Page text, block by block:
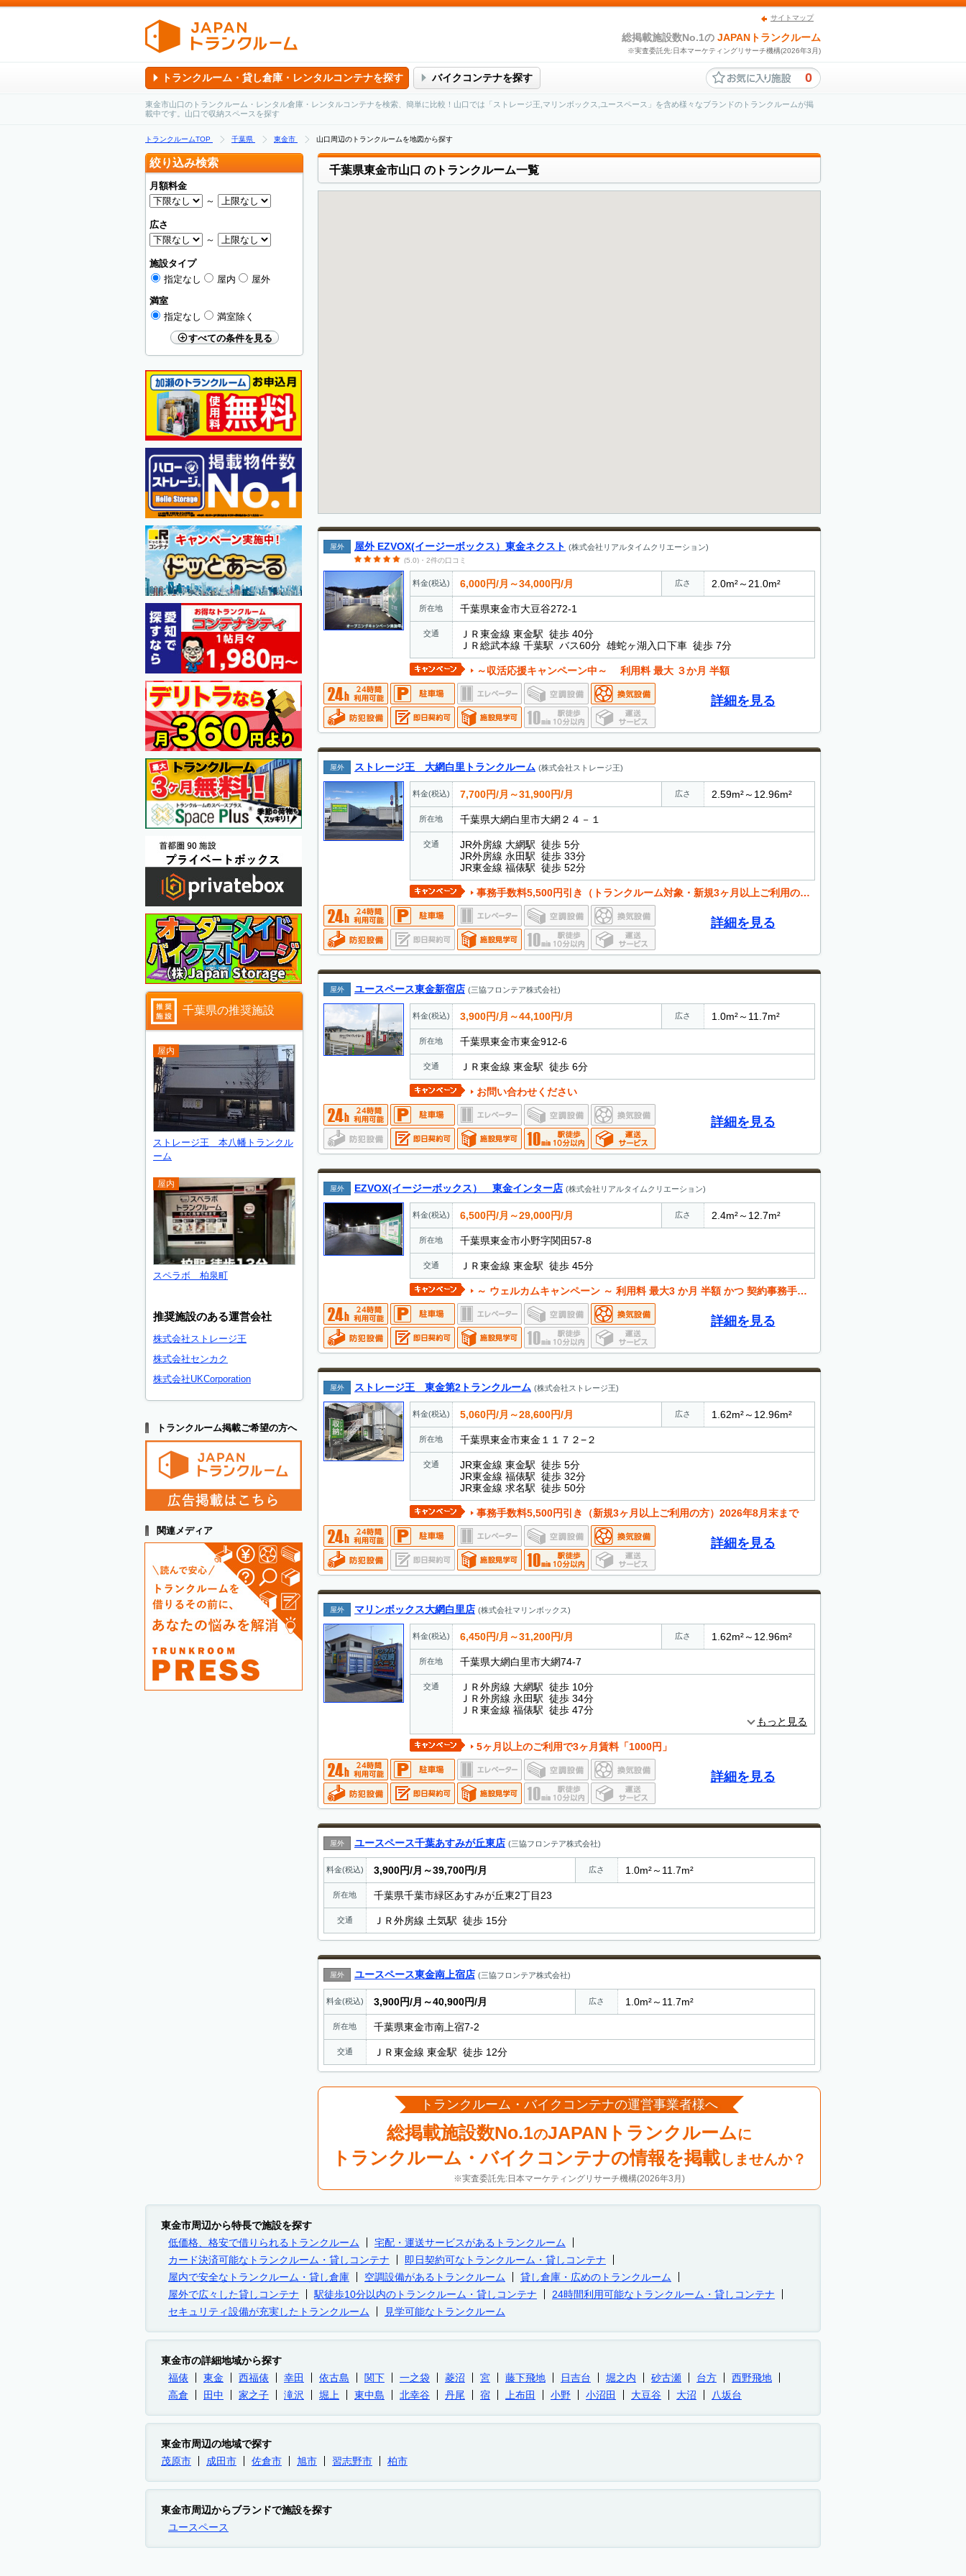
サイトマップ
総掲載施設数No.1の JAPANトランクルーム
※実査委託先:日本マーケティングリサーチ機構(2026年3月)
トランクルーム・貸し倉庫・レンタルコンテナを探す バイクコンテナを探す 0
東金市山口のトランクルーム・レンタル倉庫・レンタルコンテナを検索、簡単に比較！山口では「ストレージ王,マリンボックス,ユースペース」を含め様々なブランドのトランクルームが掲
載中です。山口で収納スペースを探す
トランクルームTOP 千葉県 東金市 山口周辺のトランクルームを地図から探す
千葉県東金市山口 のトランクルーム一覧
屋外 屋外 EZVOX(イージーボックス）東金ネクスト (株式会社リアルタイムクリエーション)
(5.0)・2件の口コミ
料金(税込) 6,000円/月～34,000円/月 広さ 2.0m²～21.0m²
所在地 千葉県東金市大豆谷272-1
交通
ＪＲ東金線 東金駅 徒歩 40分
ＪＲ総武本線 千葉駅 バス60分 雄蛇ヶ湖入口下車 徒歩 7分
～収活応援キャンペーン中～ 利用料 最大 ３か月 半額
詳細を見る
屋外 ストレージ王 大網白里トランクルーム (株式会社ストレージ王)
料金(税込) 7,700円/月～31,900円/月 広さ 2.59m²～12.96m²
所在地 千葉県大網白里市大網２４－１
交通
JR外房線 大網駅 徒歩 5分
JR外房線 永田駅 徒歩 33分
JR東金線 福俵駅 徒歩 52分
事務手数料5,500円引き（トランクルーム対象・新規3ヶ月以上ご利用の方）2026年8月末まで
詳細を見る
屋外 ユースペース東金新宿店 (三協フロンテア株式会社)
料金(税込) 3,900円/月～44,100円/月 広さ 1.0m²～11.7m²
所在地 千葉県東金市東金912-6
交通 ＪＲ東金線 東金駅 徒歩 6分
お問い合わせください
詳細を見る
屋外 EZVOX(イージーボックス） 東金インター店 (株式会社リアルタイムクリエーション)
料金(税込) 6,500円/月～29,000円/月 広さ 2.4m²～12.7m²
所在地 千葉県東金市小野字関田57-8
交通 ＪＲ東金線 東金駅 徒歩 45分
～ ウェルカムキャンペーン ～ 利用料 最大3 か月 半額 かつ 契約事務手数料 半額
詳細を見る
屋外 ストレージ王 東金第2トランクルーム (株式会社ストレージ王)
料金(税込) 5,060円/月～28,600円/月 広さ 1.62m²～12.96m²
所在地 千葉県東金市東金１１７２−２
交通
JR東金線 東金駅 徒歩 5分
JR東金線 福俵駅 徒歩 32分
JR東金線 求名駅 徒歩 50分
事務手数料5,500円引き（新規3ヶ月以上ご利用の方）2026年8月末まで
詳細を見る
屋外 マリンボックス大網白里店 (株式会社マリンボックス)
料金(税込) 6,450円/月～31,200円/月 広さ 1.62m²～12.96m²
所在地 千葉県大網白里市大網74-7
交通
ＪＲ外房線 大網駅 徒歩 10分
ＪＲ外房線 永田駅 徒歩 34分
ＪＲ東金線 福俵駅 徒歩 47分
もっと見る
5ヶ月以上のご利用で3ヶ月賃料「1000円」
詳細を見る
屋外 ユースペース千葉あすみが丘東店 (三協フロンテア株式会社)
料金(税込) 3,900円/月～39,700円/月 広さ 1.0m²～11.7m²
所在地 千葉県千葉市緑区あすみが丘東2丁目23
交通 ＪＲ外房線 土気駅 徒歩 15分
屋外 ユースペース東金南上宿店 (三協フロンテア株式会社)
料金(税込) 3,900円/月～40,900円/月 広さ 1.0m²～11.7m²
所在地 千葉県東金市南上宿7-2
交通 ＪＲ東金線 東金駅 徒歩 12分
トランクルーム・バイクコンテナの運営事業者様へ
総掲載施設数No.1のJAPANトランクルームに
トランクルーム・バイクコンテナの情報を掲載しませんか？
※実査委託先:日本マーケティングリサーチ機構(2026年3月)
絞り込み検索
月額料金
～
広さ
～
施設タイプ
指定なし
屋内
屋外
満室
指定なし
満室除く
すべての条件を見る
千葉県の推奨施設
屋内
ストレージ王 本八幡トランクル
ーム
屋内
スペラボ 柏泉町
推奨施設のある運営会社
株式会社ストレージ王
株式会社センカク
株式会社UKCorporation
トランクルーム掲載ご希望の方へ
関連メディア
東金市周辺から特長で施設を探す
低価格、格安で借りられるトランクルーム
宅配・運送サービスがあるトランクルーム
カード決済可能なトランクルーム・貸しコンテナ
即日契約可なトランクルーム・貸しコンテナ
屋内で安全なトランクルーム・貸し倉庫
空調設備があるトランクルーム
貸し倉庫・広めのトランクルーム
屋外で広々した貸しコンテナ
駅徒歩10分以内のトランクルーム・貸しコンテナ
24時間利用可能なトランクルーム・貸しコンテナ
セキュリティ設備が充実したトランクルーム
見学可能なトランクルーム
東金市の詳細地域から探す
福俵
東金 西福俵 幸田 依古島 関下 一之袋 菱沼 宮 藤下飛地 日吉台 堀之内 砂古瀬 台方
西野飛地
高倉
田中 家之子 滝沢 堀上 東中島 北幸谷 丹尾 宿 上布田 小野 小沼田 大豆谷 大沼 八坂台
東金市周辺の地域で探す
茂原市
成田市 佐倉市 旭市 習志野市 柏市
東金市周辺からブランドで施設を探す
ユースペース